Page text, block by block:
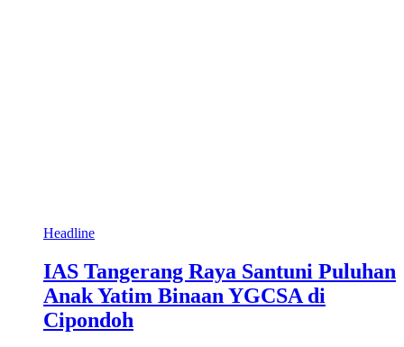
Headline
IAS Tangerang Raya Santuni Puluhan
Anak Yatim Binaan YGCSA di
Cipondoh